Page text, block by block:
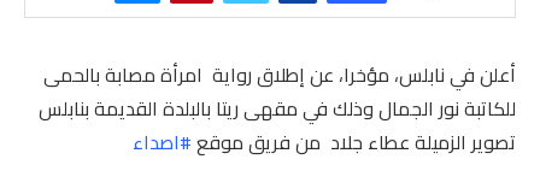
أعلن في نابلس، مؤخرا، عن إطلاق رواية امرأة مصابة بالحمى
للكاتبة نور الجمال وذلك في مقهى ريتا بالبلدة القديمة بنابلس
تصوير الزميلة عطاء جلاد من فريق موقع#اصداء